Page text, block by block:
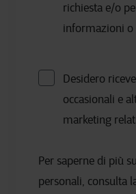
richiesta e/o
informazioni o
Desidero
occasionali e
marketing
Per saperne di più
personali, consulta